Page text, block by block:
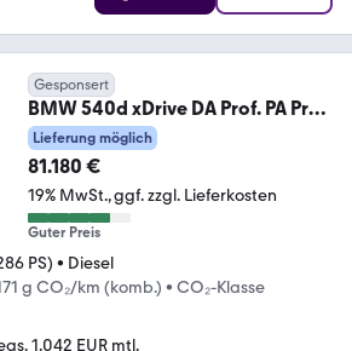
Gesponsert
BMW 540d xDrive DA Prof. PA Prof.
H/K AHK 20"
Lieferung möglich
81.180 €
19% MwSt. ggf. zzgl. Lieferkosten
Guter Preis
PS) • Diesel
g CO₂/km (komb.) • CO₂-Klasse
1.042 EUR mtl.